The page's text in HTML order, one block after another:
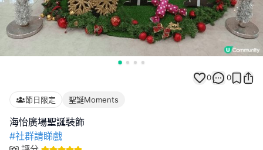
0 0
節日限定 聖誕Moments
#社群請睇戲